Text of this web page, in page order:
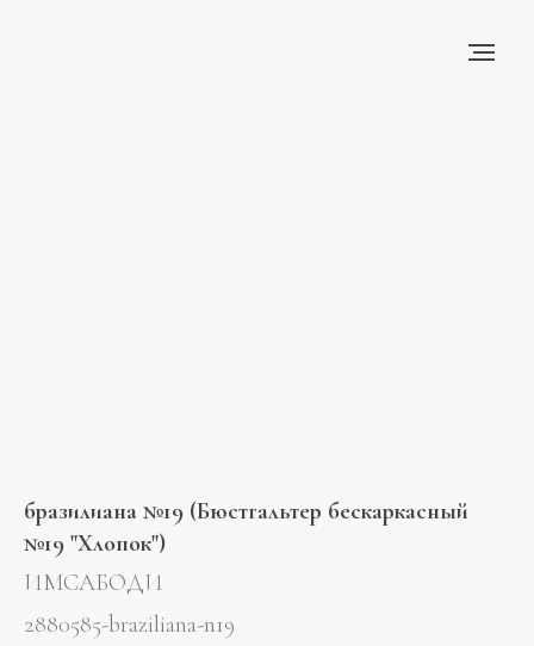
бразилиана №19 (Бюстгальтер бескаркасный
№19 "Хлопок")
ИМСАБОДИ
2880585-braziliana-n19